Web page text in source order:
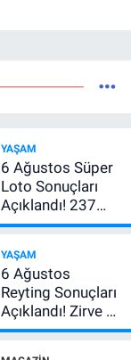
YAŞAM
6 Ağustos Süper
Loto Sonuçları
Açıklandı! 237
Milyon TL’lik
YAŞAM
6 Ağustos
Reyting Sonuçları
Açıklandı! Zirve El
Değiştirdi: